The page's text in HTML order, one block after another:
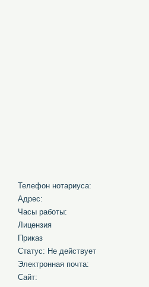
Телефон нотариуса:
Адрес:
Часы работы:
Лицензия
Приказ
Статус: Не действует
Электронная почта:
Сайт: